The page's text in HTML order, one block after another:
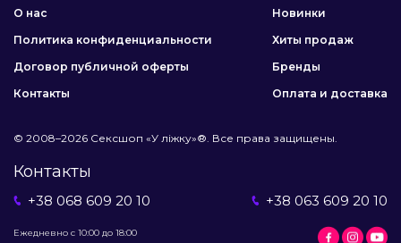
О нас
Политика конфиденциальности
Договор публичной оферты
Контакты
Новинки
Хиты продаж
Бренды
Оплата и доставка
© 2008–2026 Сексшоп «У ліжку»®. Все права защищены.
Контакты
+38 068 609 20 10 +38 063 609 20 10
Ежедневно с 10:00 до 18:00